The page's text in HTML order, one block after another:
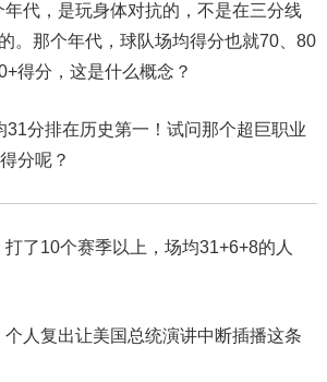
代，是玩身体对抗的，不是在三分线
。那个年代，球队场均得分也就70、80
得分，这是什么概念？
31分排在历史第一！试问那个超巨职业
分呢？
了10个赛季以上，场均31+6+8的人
人复出让美国总统演讲中断插播这条